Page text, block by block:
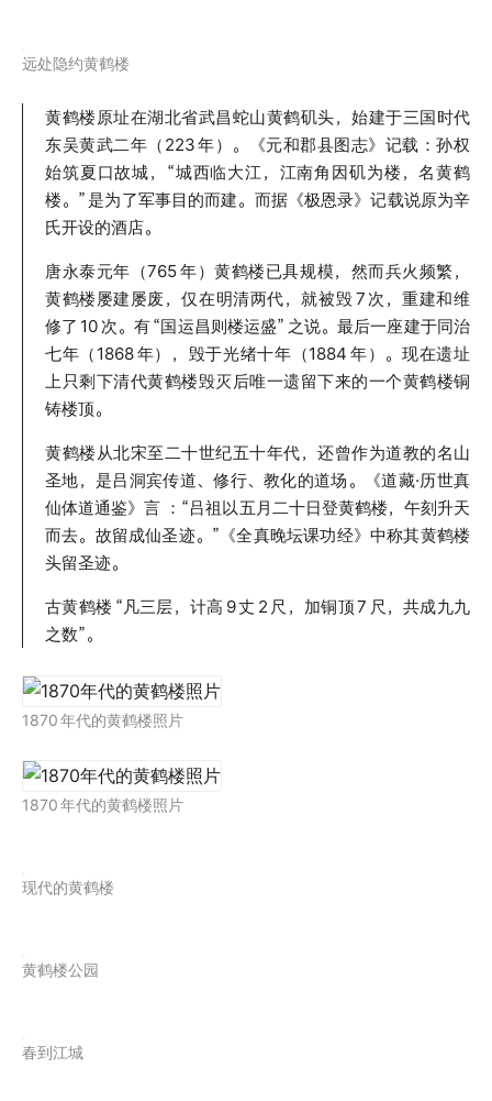
远处隐约黄鹤楼
黄鹤楼原址在湖北省武昌蛇山黄鹤矶头，始建于三国时代
东吴黄武二年（223年）。《元和郡县图志》记载：孙权
始筑夏口故城，“城西临大江，江南角因矶为楼，名黄鹤
楼。” 是为了军事目的而建。而据《极恩录》记载说原为辛
氏开设的酒店。
唐永泰元年（765年）黄鹤楼已具规模，然而兵火频繁，
黄鹤楼屡建屡废，仅在明清两代，就被毁7 次，重建和维
修了 10 次。有“国运昌则楼运盛” 之说。最后一座建于同治
七年（1868年），毁于光绪十年（1884 年）。现在遗址
上只剩下清代黄鹤楼毁灭后唯一遗留下来的一个黄鹤楼铜
铸楼顶。
黄鹤楼从北宋至二十世纪五十年代，还曾作为道教的名山
圣地，是吕洞宾传道、修行、教化的道场。《道藏·历世真
仙体道通鉴》言 ：“吕祖以五月二十日登黄鹤楼，午刻升天
而去。故留成仙圣迹。”《全真晚坛课功经》中称其黄鹤楼
头留圣迹。
古黄鹤楼 “凡三层，计高 9丈 2 尺，加铜顶7 尺，共成九九
之数”。
1870年代的黄鹤楼照片
1870年代的黄鹤楼照片
现代的黄鹤楼
黄鹤楼公园
春到江城